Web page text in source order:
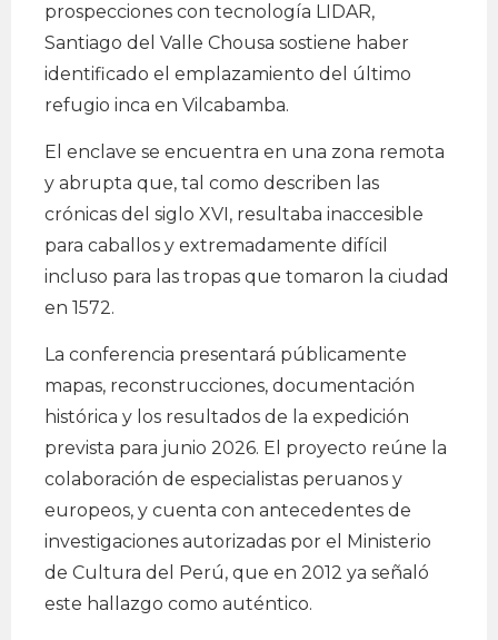
prospecciones con tecnología LIDAR,
Santiago del Valle Chousa sostiene haber
identificado el emplazamiento del último
refugio inca en Vilcabamba.
El enclave se encuentra en una zona remota
y abrupta que, tal como describen las
crónicas del siglo XVI, resultaba inaccesible
para caballos y extremadamente difícil
incluso para las tropas que tomaron la ciudad
en 1572.
La conferencia presentará públicamente
mapas, reconstrucciones, documentación
histórica y los resultados de la expedición
prevista para junio 2026. El proyecto reúne la
colaboración de especialistas peruanos y
europeos, y cuenta con antecedentes de
investigaciones autorizadas por el Ministerio
de Cultura del Perú, que en 2012 ya señaló
este hallazgo como auténtico.